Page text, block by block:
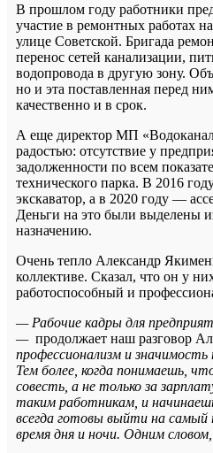
В прошлом году работники
участие в ремонтных работах
улице Советской. Бригада
перенос сетей канализации,
водопровода в другую зону.
но и эта поставленная перед
качественно и в срок.
А еще директор МП
радостью: отсутствие у
задолженности по всем
технического парка. В 2016
экскаватор, а в 2020 году —
Деньги на это были выделены
назначению.
Очень тепло Александр
коллективе. Сказал, что он у
работоспособный и
— Рабочие кадры для
— продолжает наш разговор
профессионализм и
Тем более, когда понимаешь,
совесть, а не только за
таким работникам, и
всегда готовы выйти на
время дня и ночи. Одним